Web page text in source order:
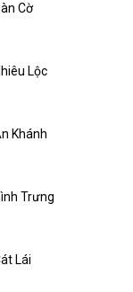
Cờ
Lộc
Khánh
Trưng
Lái